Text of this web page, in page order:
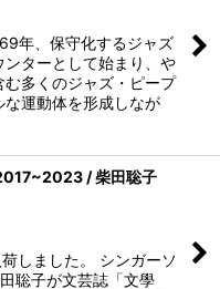
年、保守化するジャズ
ターとして始まり、や
多くのジャズ・ピープ
な運動体を形成しなが
/ 柴田聡子
しました。 シンガーソ
聡子が文芸誌「文學